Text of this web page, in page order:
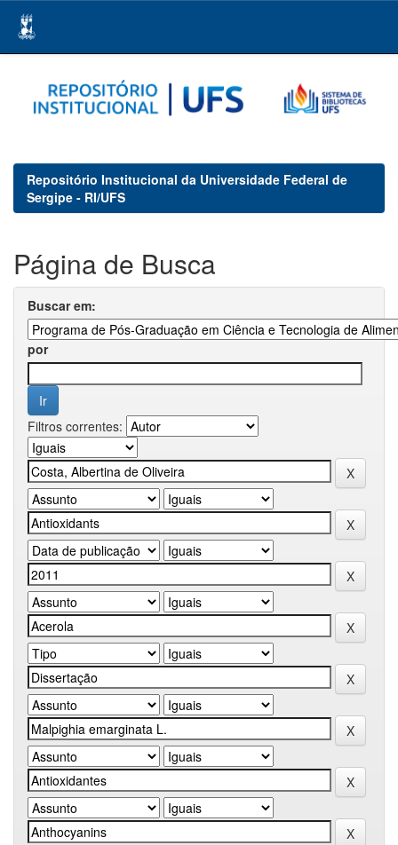
navigation
Repositório Institucional da Universidade Federal de
Sergipe - RI/UFS
Página de Busca
Buscar em:
por
Filtros correntes: